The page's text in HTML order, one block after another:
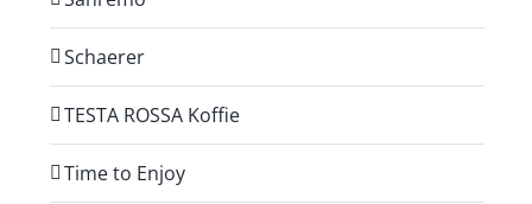
Schaerer
TESTA ROSSA Koffie
Time to Enjoy